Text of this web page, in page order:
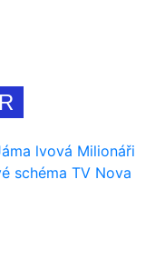
lvová Milionáři
schéma TV Nova